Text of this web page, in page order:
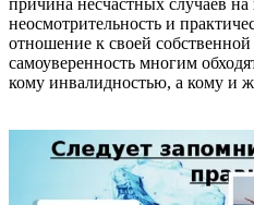
неосмотрительность и
отношение к своей
самоуверенность многим
кому инвалидностью, а кому и